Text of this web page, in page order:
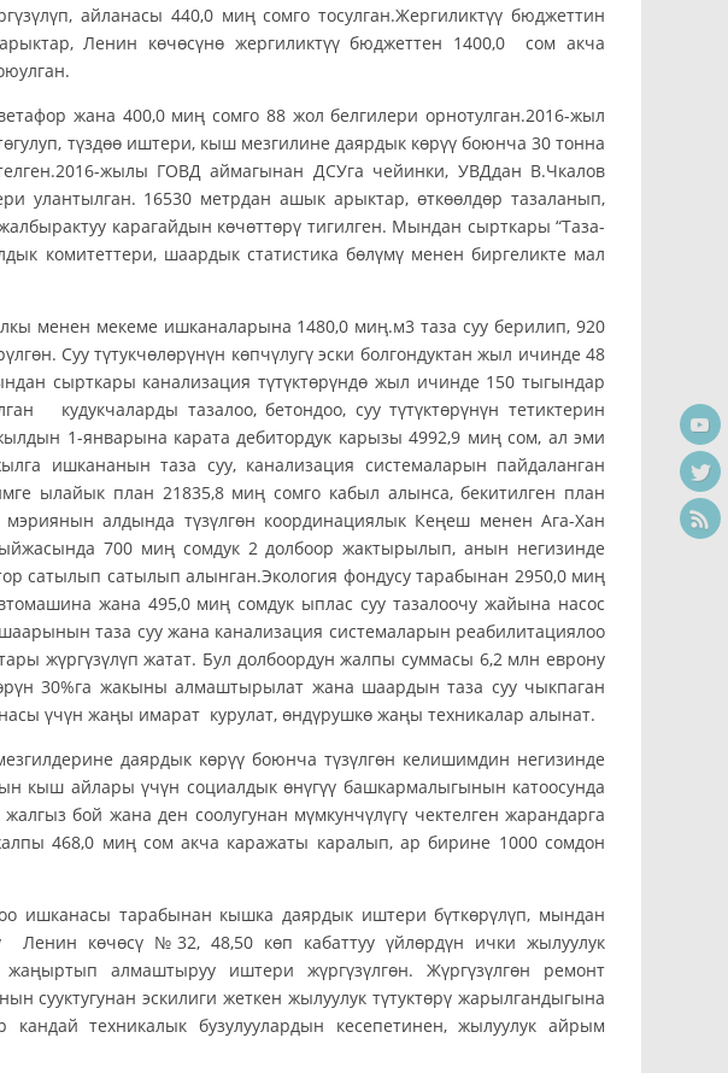
айланасы 440,0 миң сомго тосулган.Жергиликтүү бюджеттин
Ленин көчөсүнө жергиликтүү бюджеттен 1400,0 сом акча
жана 400,0 миң сомго 88 жол белгилери орнотулган.2016-жыл
түздөө иштери, кыш мезгилине даярдык көрүү боюнча 30 тонна
жылы ГОВД аймагынан ДСУга чейинки, УВДдан В.Чкалов
улантылган. 16530 метрдан ашык арыктар, өткөөлдөр тазаланып,
карагайдын көчөттөрү тигилген. Мындан сырткары “Таза-
комитеттери, шаардык статистика бөлүмү менен биргеликте мал
мекеме ишканаларына 1480,0 миң.м3 таза суу берилип, 920
Суу түтукчөлөрүнүн көпчүлугү эски болгондуктан жыл ичинде 48
сырткары канализация түтүктөрүндө жыл ичинде 150 тыгындар
кудукчаларды тазалоо, бетондоо, суу түтүктөрүнүн тетиктерин
1-январына карата дебитордук карызы 4992,9 миң сом, ал эми
ишкананын таза суу, канализация системаларын пайдаланган
ылайык план 21835,8 миң сомго кабыл алынса, бекитилген план
алдында түзүлгөн координациялык Кеңеш менен Ага-Хан
700 миң сомдук 2 долбоор жактырылып, анын негизинде
сатылып сатылып алынган.Экология фондусу тарабынан 2950,0 миң
жана 495,0 миң сомдук ыплас суу тазалоочу жайына насос
таза суу жана канализация системаларын реабилитациялоо
жүргүзүлүп жатат. Бул долбоордун жалпы суммасы 6,2 млн еврону
30%га жакыны алмаштырылат жана шаардын таза суу чыкпаган
үчүн жаңы имарат курулат, өндүрушкө жаңы техникалар алынат.
даярдык көрүү боюнча түзүлгөн келишимдин негизинде
кыш айлары үчүн социалдык өнүгүү башкармалыгынын катоосунда
бой жана ден соолугунан мүмкунчүлүгү чектелген жарандарга
468,0 миң сом акча каражаты каралып, ар бирине 1000 сомдон
тарабынан кышка даярдык иштери бүткөрүлүп, мындан
көчөсү №32, 48,50 көп кабаттуу үйлөрдүн ички жылуулук
алмаштыруу иштери жүргүзүлгөн. Жүргүзүлгөн ремонт
эскилиги жеткен жылуулук түтуктөрү жарылгандыгына
техникалык бузулуулардын кесепетинен, жылуулук айрым